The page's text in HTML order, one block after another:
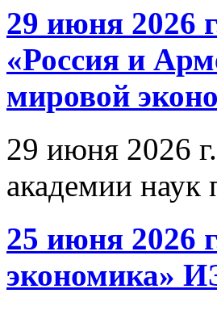
29 июня 2026
«Россия и
мировой
29 июня 2026
академии
25 июня 2026
экономика»